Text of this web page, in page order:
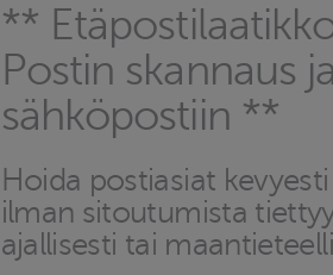
**
Postin skannaus
sähköpostiin **
Hoida postiasiat
ilman sitoutumista
ajallisesti tai